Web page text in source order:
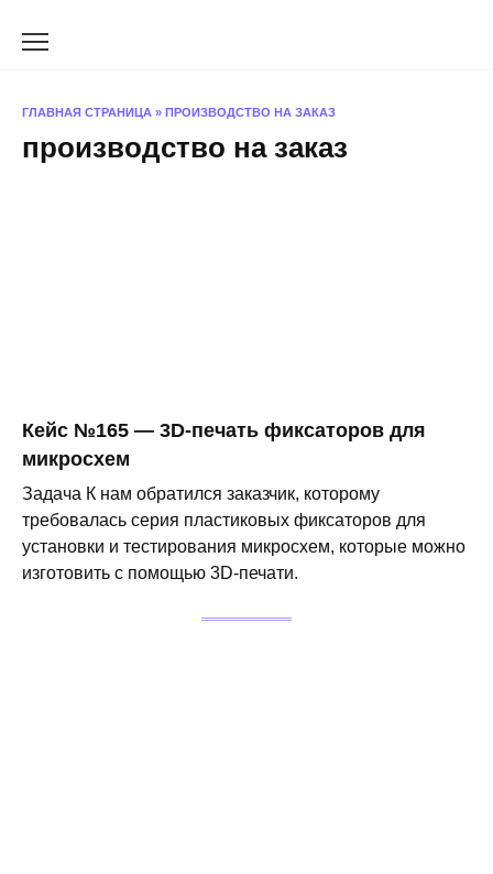
ГЛАВНАЯ СТРАНИЦА » ПРОИЗВОДСТВО НА ЗАКАЗ
производство на заказ
Кейс №165 — 3D-печать фиксаторов для
микросхем
Задача К нам обратился заказчик, которому
требовалась серия пластиковых фиксаторов для
установки и тестирования микросхем, которые можно
изготовить с помощью 3D-печати.